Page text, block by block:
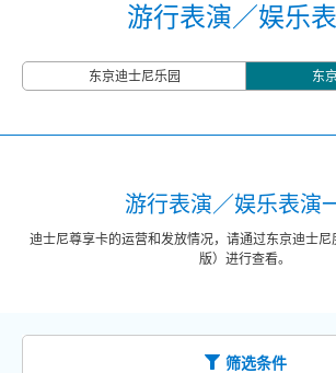
游行表演／娱乐
东京迪士尼乐园 东
游行表演／娱乐表演
迪士尼尊享卡的运营和发放情况，请通过东京迪士
版）进行查看。
筛选条件